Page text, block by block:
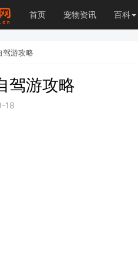
首页 宠物资讯 百科
驾游攻略
驾游攻略
18